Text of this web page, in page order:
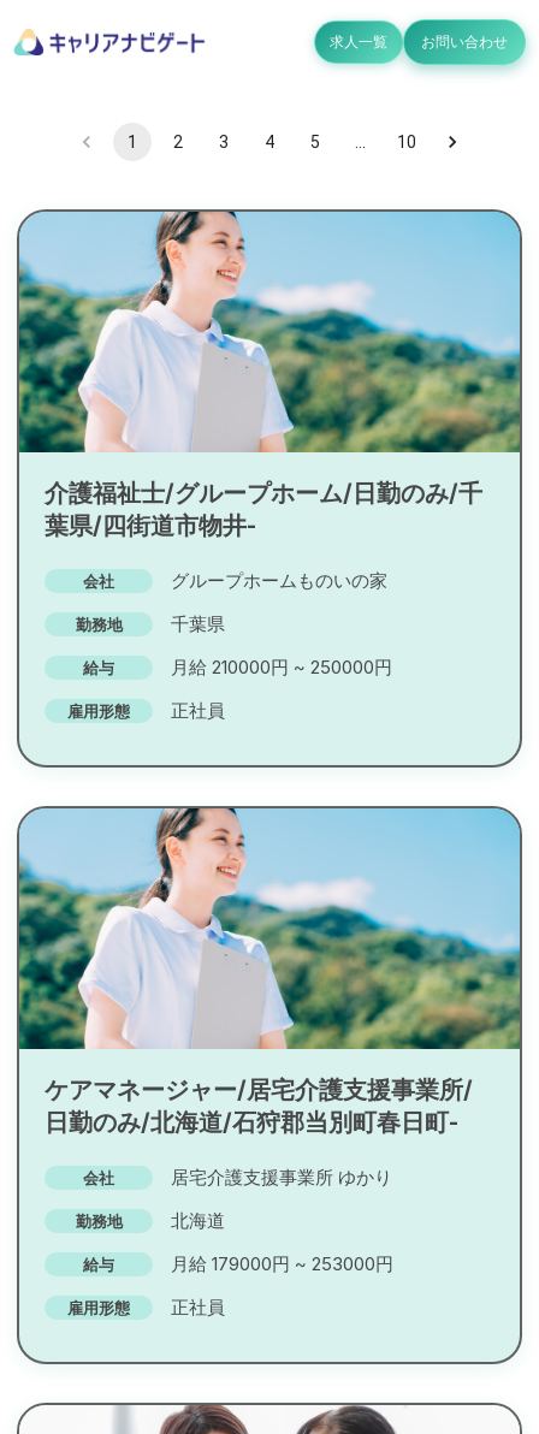
求人一覧 お問い合わせ
1 2 3 4 5 10
介護福祉士/グループホーム/日勤のみ/千
葉県/四街道市物井-
会社 グループホームものいの家
勤務地 千葉県
給与 月給 210000円 ~ 250000円
雇用形態 正社員
ケアマネージャー/居宅介護支援事業所/
日勤のみ/北海道/石狩郡当別町春日町-
会社 居宅介護支援事業所 ゆかり
勤務地 北海道
給与 月給 179000円 ~ 253000円
雇用形態 正社員